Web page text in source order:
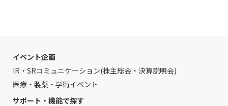
イベント企画
IR・SRコミュニケーション(株主総会・決算説明会)
医療・製薬・学術イベント
サポート・機能で探す